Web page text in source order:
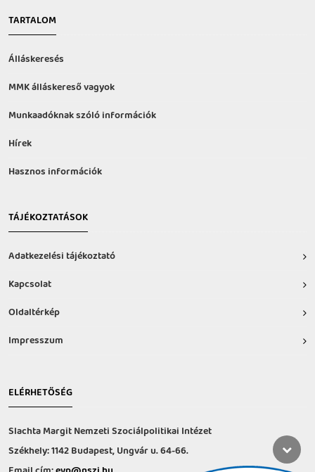
TARTALOM
Álláskeresés
MMK álláskereső vagyok
Munkaadóknak szóló információk
Hírek
Hasznos információk
TÁJÉKOZTATÁSOK
Adatkezelési tájékoztató
Kapcsolat
Oldaltérkép
Impresszum
ELÉRHETŐSÉG
Slachta Margit Nemzeti Szociálpolitikai Intézet
Székhely: 1142 Budapest, Ungvár u. 64-66.